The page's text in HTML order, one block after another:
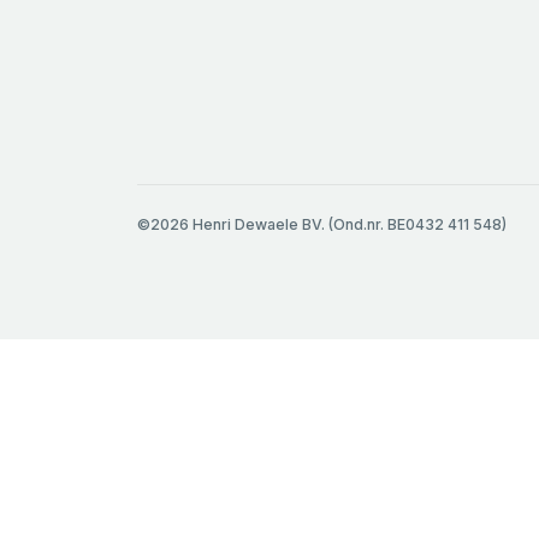
©2026 Henri Dewaele BV. (Ond.nr. BE0432 411 548)